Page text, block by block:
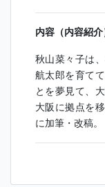
内容（内容紹介
秋山菜々子は
航太郎を育て
とを夢見て、
大阪に拠点を
に加筆・改稿。